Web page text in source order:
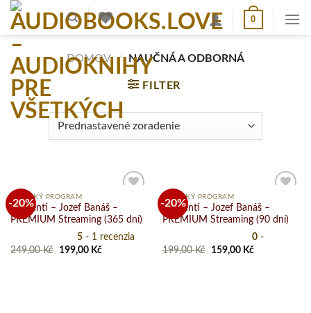
Prejsť
na
obsah
0
DOMOV / NAUČNÁ A ODBORNÁ
FILTER
-20%
do
ČLENSKÝ PROGRAM
Dementi – Jozef Banáš –
PREMIUM Streaming (365 dní)
5- 1 recenzia
249,00Kč
Original
199,00 KčCurrent
-20%
ČLENSKÝ PROGRAM
Dementi – Jozef Banáš –
PREMIUM Streaming (90 dní)
0-
199,00Kč
Original
159,00 KčCurrent